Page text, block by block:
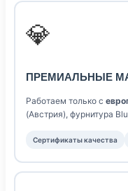
💎
ПРЕМИАЛЬНЫЕ
Работаем только с
(Австрия), фурнитура
Сертификаты качества